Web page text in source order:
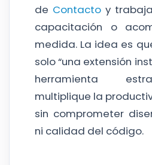
de Contactoy
capacitación o
medida. La idea es
solo “una extensión
herramienta
multiplique la
sin comprometer
ni calidad del código.